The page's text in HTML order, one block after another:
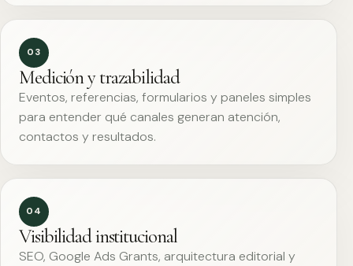
03
Medición y trazabilidad
Eventos, referencias, formularios y paneles simples
para entender qué canales generan atención,
contactos y resultados.
04
Visibilidad institucional
SEO, Google Ads Grants, arquitectura editorial y